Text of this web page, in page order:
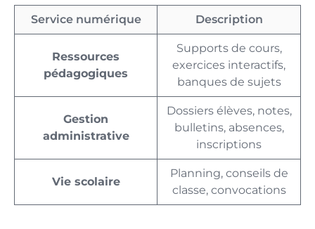
Service numérique Description
Ressources
pédagogiques
Supports de cours,
exercices interactifs,
banques de sujets
Gestion
administrative
Dossiers élèves, notes,
bulletins, absences,
inscriptions
Vie scolaire
Planning, conseils de
classe, convocations